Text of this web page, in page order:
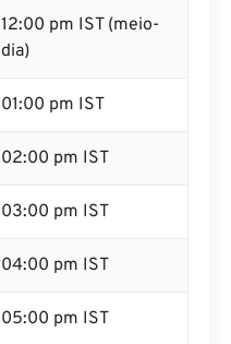
11:00 am IST
dia)
01:00 pm IST
02:00 pm IST
03:00 pm IST
04:00 pm IST